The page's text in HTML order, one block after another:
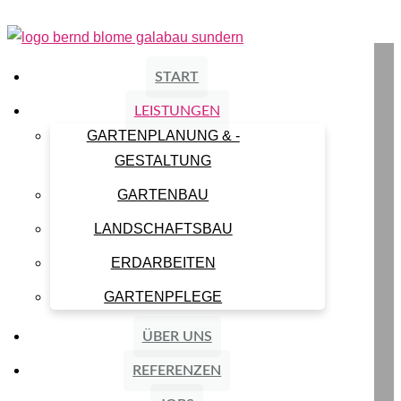
START
LEISTUNGEN
GARTENPLANUNG & -
GESTALTUNG
GARTENBAU
LANDSCHAFTSBAU
ERDARBEITEN
GARTENPFLEGE
ÜBER UNS
REFERENZEN